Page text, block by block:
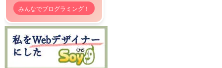
みんなでプログラミング！